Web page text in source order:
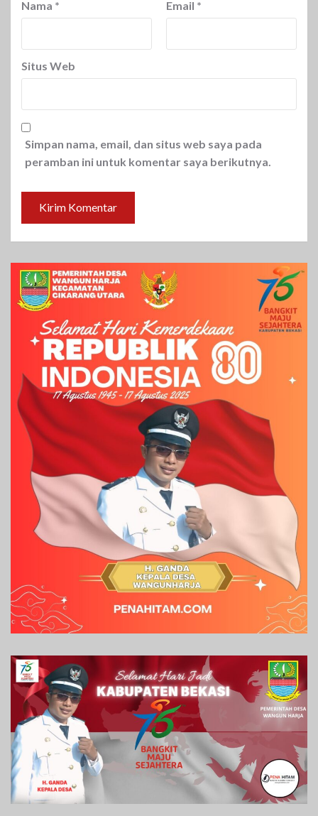
Nama * Email *
Situs Web
Simpan nama, email, dan situs web saya pada
peramban ini untuk komentar saya berikutnya.